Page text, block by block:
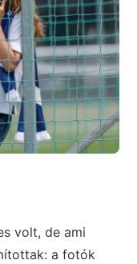
volt, de ami
a fotók